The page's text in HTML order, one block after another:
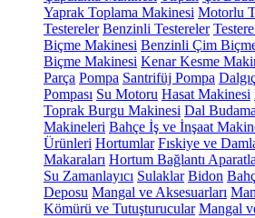
Yaprak Toplama Makinesi Motorlu
Testereler Benzinli Testereler
Biçme Makinesi Benzinli Çim
Biçme Makinesi Kenar Kesme
Parça Pompa Santrifüj Pompa
Pompası Su Motoru Hasat Makinesi
Toprak Burgu Makinesi Dal
Makineleri Bahçe İş ve İnşaat
Ürünleri Hortumlar Fıskiye ve
Makaraları Hortum Bağlantı
Su Zamanlayıcı Sulaklar Bidon
Deposu Mangal ve Aksesuarları
Kömürü ve Tutuşturucular Mangal